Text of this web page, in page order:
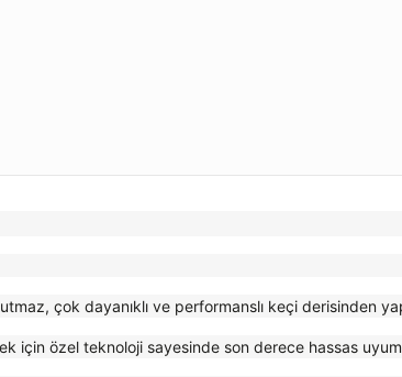
çok dayanıklı ve performanslı keçi derisinden
için özel teknoloji sayesinde son derece hassas